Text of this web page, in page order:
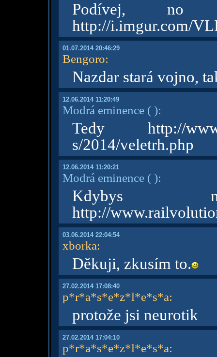
Podívej, no
http://i.imgur.com/
01.07.2014 20:46:29
Bengoro:
Nazdar stará vojno,
12.06.2014 11:20:49
Modrá eminence( ):
Tedy http://
s/2014/veletrh.php
12.06.2014 11:20:21
Modrá eminence( ):
Kdybys
http://
03.06.2014 22:04:54
xborka:
Děkuji, zkusím to.
27.02.2014 17:08:40
p*r*a*s*e*z*l*e*s*a:
protože jsi neurotik
27.02.2014 17:04:10
p*r*a*s*e*z*l*e*s*a: